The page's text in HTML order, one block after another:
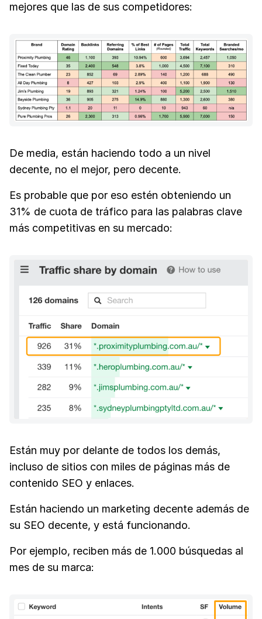
mejores que las de sus competidores:
De media, están haciendo todo a un nivel
decente, no el mejor, pero decente.
Es probable que por eso estén obteniendo un
31% de cuota de tráfico para las palabras clave
más competitivas en su mercado:
Están muy por delante de todos los demás,
incluso de sitios con miles de páginas más de
contenido SEO y enlaces.
Están haciendo un marketing decente además de
su SEO decente, y está funcionando.
Por ejemplo, reciben más de 1.000 búsquedas al
mes de su marca: